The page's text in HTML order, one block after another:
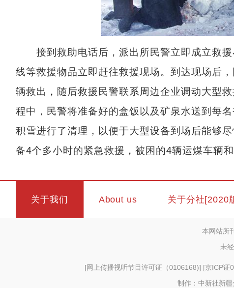
接到救助电话后，派出所民警立即成立救援
线等救援物品立即赶往救援现场。到达现场后
辆救出，随后救援民警联系周边企业调动大型
程中，民警将准备好的盒饭以及矿泉水送到每
积雪进行了清理，以便于大型设备到场后能够
备4个多小时的紧急救援，被困的4辆运煤车辆
关于我们 About us 关于分社[2020
本网站所
未
[网上传播视听节目许可证（0106168)] [京ICP证
制作：中新社